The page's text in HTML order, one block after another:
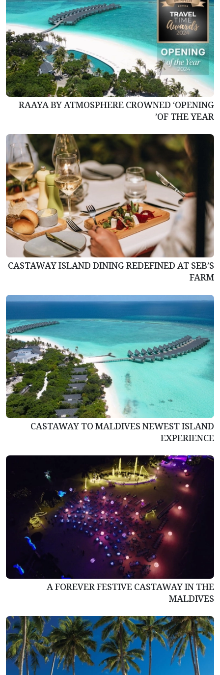
RAAYA BY ATMOSPHERE CROWNED ‘OPENING
OF THE YEAR’
CASTAWAY ISLAND DINING REDEFINED AT SEB’S
FARM
CASTAWAY TO MALDIVES NEWEST ISLAND
EXPERIENCE
A FOREVER FESTIVE CASTAWAY IN THE
MALDIVES